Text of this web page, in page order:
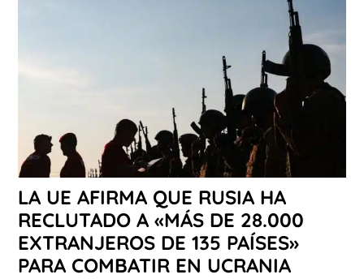
LA UE AFIRMA QUE RUSIA HA
RECLUTADO A «MÁS DE 28.000
EXTRANJEROS DE 135 PAÍSES»
PARA COMBATIR EN UCRANIA